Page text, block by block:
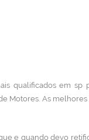
qualificados em
Motores. As melhores
e quando devo